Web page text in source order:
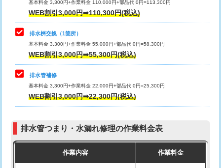
マス交換（深さ50㎝以上）
コンクリート斫り（厚さ10㎝まで）
コンクリート斫り（厚さ10㎝超え）
モルタル補修（厚さ10㎝まで）
モルタル補修（厚さ10㎝超え）
追加人工 16,500円
現場見積
交換・取付（タンク）
交換・取付(単水栓（壁付・デッキ
式）)
交換・取付(混合水栓（壁付・デッキ
式・ワンホール）)
16,500円+材料費
交換・取付(排水栓・排水トラップ
交換・取付（その他部品） 11,000円+材料費
持込商品取付（単水栓） 13,200円
持込商品取付（混合水栓） 16,500円
基本料金 3,300円+作業料金 110,000円+部品代 0円=113,300円
WEB割引3,000円➡110,300円(税込)
排水桝交換（1箇所）
基本料金 3,300円+作業料金 55,000円+部品代 0円=58,300円
WEB割引3,000円➡55,300円(税込)
排水管補修
基本料金 3,300円+作業料金 22,000円+部品代 0円=25,300円
WEB割引3,000円➡22,300円(税込)
排水管つまり・水漏れ修理の作業料金表
作業内容 作業料金